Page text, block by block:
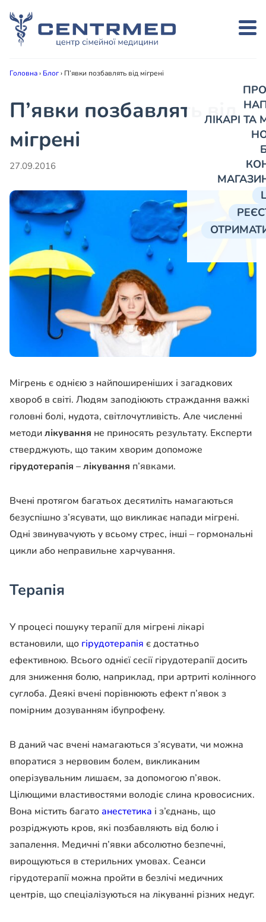
ЛІКАРІ
Головна› Блог› П’явки позбавлять від мігрені
П’явки позбавлять від
мігрені
27.09.2016
Мігрень є однією з найпоширеніших і загадкових
хвороб в світі. Людям заподіюють страждання важкі
головні болі, нудота, світлочутливість. Але численні
методилікування не приносять результату. Експерти
стверджують, що таким хворим допоможе
гірудотерапія –лікування п’явками.
Вчені протягом багатьох десятиліть намагаються
безуспішно з’ясувати, що викликає напади мігрені.
Одні звинувачують у всьому стрес, інші – гормональні
цикли або неправильне харчування.
Терапія
У процесі пошуку терапії для мігрені лікарі
встановили, що гірудотерапія є достатньо
ефективною. Всього однієї сесії гірудотерапії досить
для зниження болю, наприклад, при артриті колінного
суглоба. Деякі вчені порівнюють ефект п’явок з
помірним дозуванням ібупрофену.
В даний час вчені намагаються з’ясувати, чи можна
впоратися з нервовим болем, викликаним
оперізувальним лишаєм, за допомогою п’явок.
Цілющими властивостями володіє слина кровосисних.
Вона містить багато анестетика і з’єднань, що
розріджують кров, які позбавляють від болю і
запалення. Медичні п’явки абсолютно безпечні,
вирощуються в стерильних умовах. Сеанси
гірудотерапії можна пройти в безлічі медичних
центрів, що спеціалізуються на лікуванні різних недуг.